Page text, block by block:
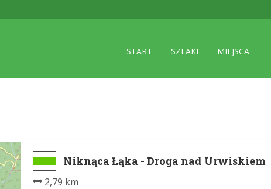
START SZLAKI
MIEJSCA
Niknąca Łąka - Droga nad Urwiskiem
2,79 km